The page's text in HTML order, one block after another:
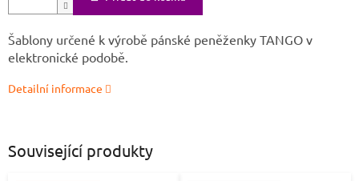
Šablony určené k výrobě pánské peněženky TANGO v
elektronické podobě.
Detailní informace
Související produkty